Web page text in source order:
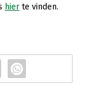
hier te vinden.